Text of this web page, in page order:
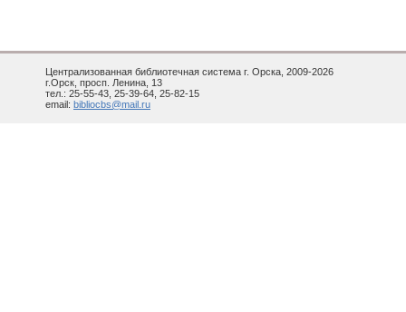
Централизованная библиотечная система г. Орска, 2009-2026
г.Орск, просп. Ленина, 13
тел.: 25-55-43, 25-39-64, 25-82-15
email: bibliocbs@mail.ru